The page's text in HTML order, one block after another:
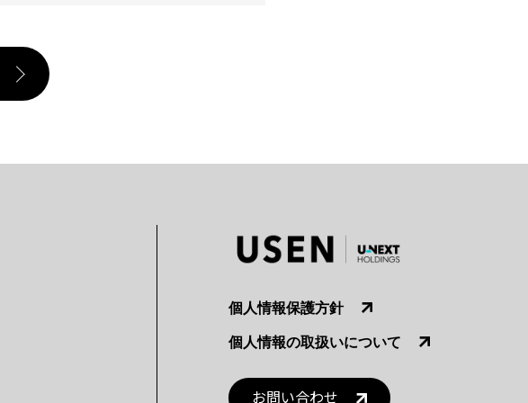
個人情報保護方針
個人情報の取扱いについて
お問い合わせ